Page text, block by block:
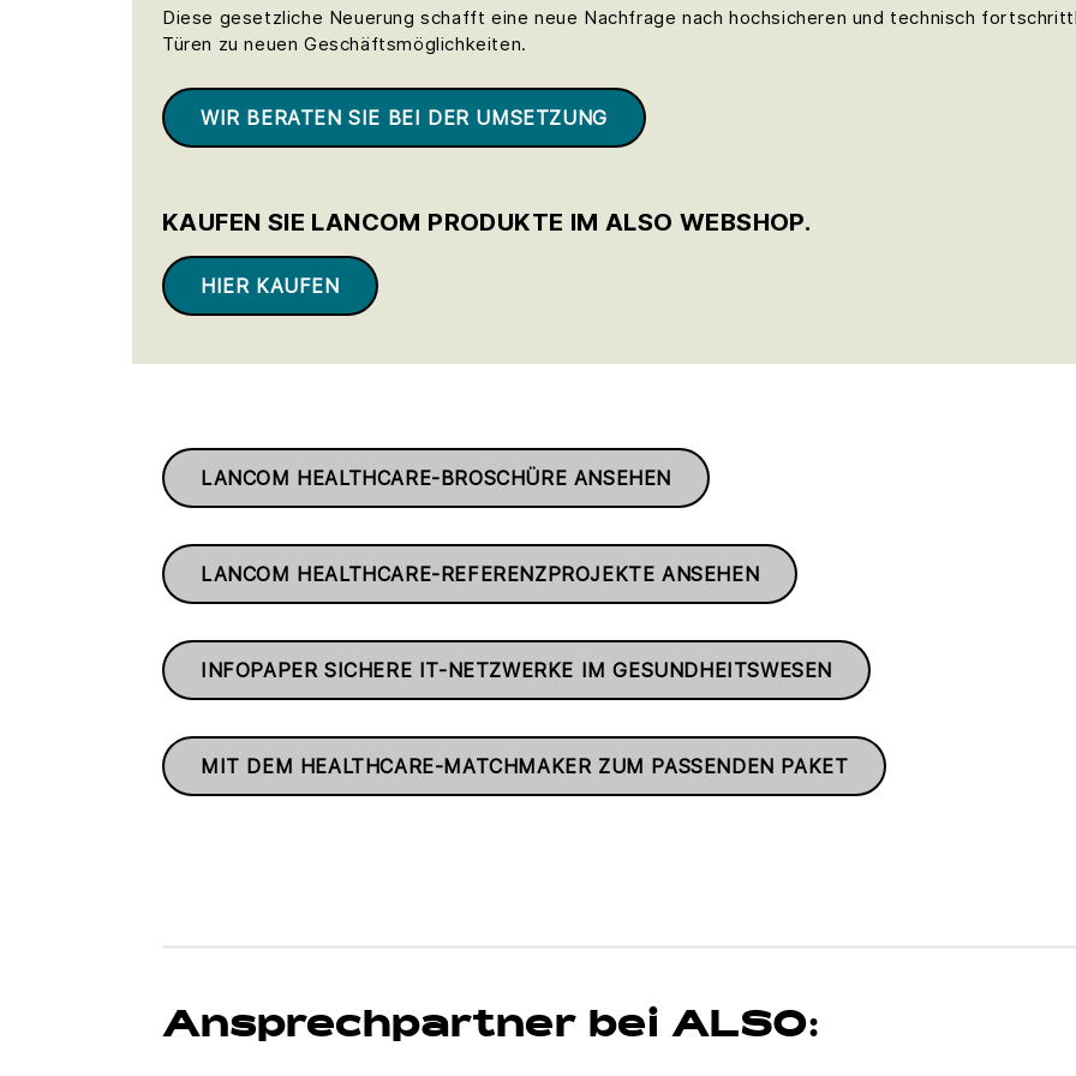
Diese gesetzliche Neuerung schafft eine neue Nachfrage nach hochsicheren und technisch
Türen zu neuen Geschäftsmöglichkeiten.
WIR BERATEN SIE BEI DER UMSETZUNG
KAUFEN SIE LANCOM PRODUKTE IM ALSO WEBSHOP.
HIER KAUFEN
LANCOM HEALTHCARE-BROSCHÜRE ANSEHEN
LANCOM HEALTHCARE-REFERENZPROJEKTE ANSEHEN
INFOPAPER SICHERE IT-NETZWERKE IM GESUNDHEITSWESEN
MIT DEM HEALTHCARE-MATCHMAKER ZUM PASSENDEN PAKET
Ansprechpartner bei ALSO: